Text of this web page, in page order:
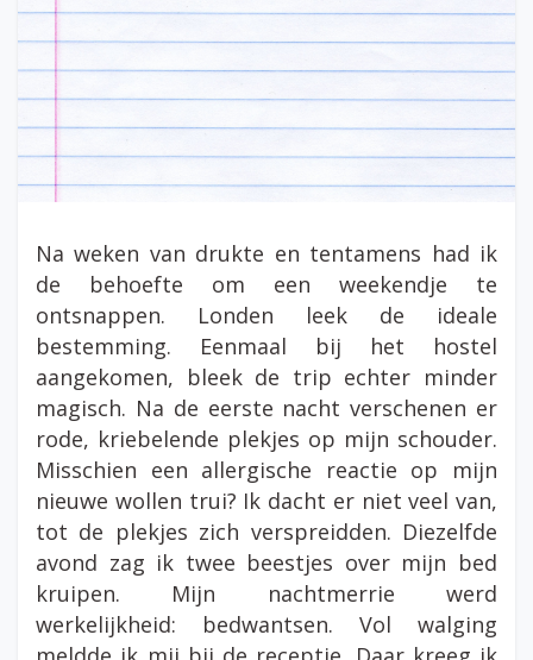
Na weken van drukte en tentamens had ik
de behoefte om een weekendje te
ontsnappen. Londen leek de ideale
bestemming. Eenmaal bij het hostel
aangekomen, bleek de trip echter minder
magisch. Na de eerste nacht verschenen er
rode, kriebelende plekjes op mijn schouder.
Misschien een allergische reactie op mijn
nieuwe wollen trui? Ik dacht er niet veel van,
tot de plekjes zich verspreidden. Diezelfde
avond zag ik twee beestjes over mijn bed
kruipen. Mijn nachtmerrie werd
werkelijkheid: bedwantsen. Vol walging